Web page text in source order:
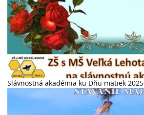
Slávnostná akadémia ku Dňu matiek 2025